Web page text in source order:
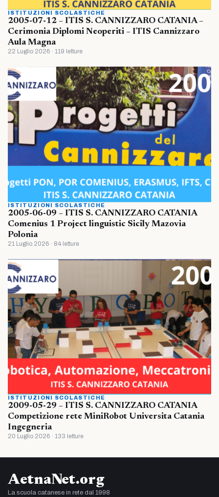
ISTITUZIONI SCOLASTICHE
2005-07-12 – ITIS S. CANNIZZARO CATANIA –
Cerimonia Diplomi Neoperiti – ITIS Cannizzaro
Aula Magna
22 Luglio 2026 · 119 letture
ISTITUZIONI SCOLASTICHE
2005-06-09 – ITIS S. CANNIZZARO CATANIA
Comenius 1 Project linguistic Sicily Mazovia
Polonia
21 Luglio 2026 · 84 letture
ISTITUZIONI SCOLASTICHE
2009-05-29 – ITIS S. CANNIZZARO CATANIA
Competizione rete MiniRobot Universita Catania
Ingegneria
20 Luglio 2026 · 133 letture
AetnaNet.org
La scuola catanese in rete dal 1998